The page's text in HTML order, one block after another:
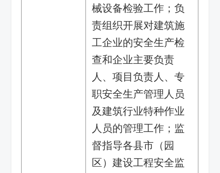
械设备检验工作；负
责组织开展对建筑施
工企业的安全生产检
查和企业主要负责
人、项目负责人、专
职安全生产管理人员
及建筑行业特种作业
人员的管理工作；监
督指导各县市（园
区）建设工程安全监